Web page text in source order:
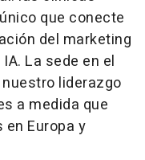
que conecte
del marketing
La sede en el
liderazgo
a medida que
Europa y